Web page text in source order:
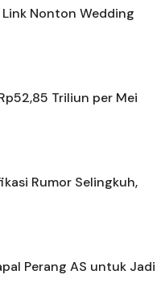
Link Nonton Wedding
Triliun per Mei
Rumor Selingkuh,
Perang AS untuk Jadi